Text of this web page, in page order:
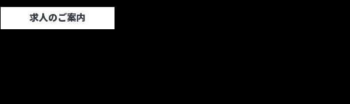
求人のご案内